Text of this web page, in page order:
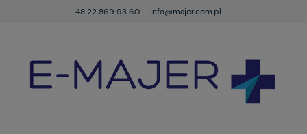
+48 22 869 93 60 info@majer.com.pl